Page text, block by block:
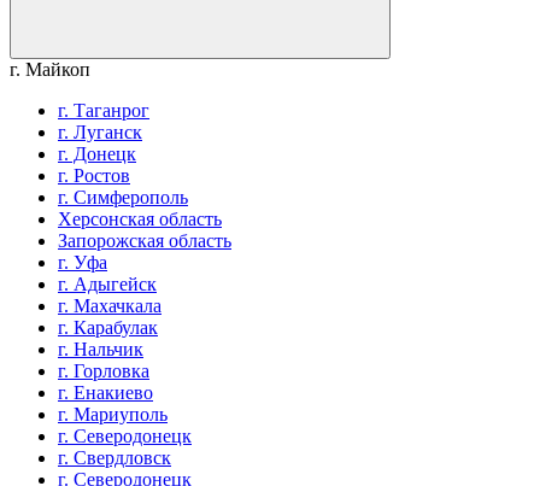
г. Майкоп
г. Таганрог
г. Луганск
г. Донецк
г. Ростов
г. Симферополь
Херсонская область
Запорожская область
г. Уфа
г. Адыгейск
г. Махачкала
г. Карабулак
г. Нальчик
г. Горловка
г. Енакиево
г. Мариуполь
г. Северодонецк
г. Свердловск
г. Северодонецк